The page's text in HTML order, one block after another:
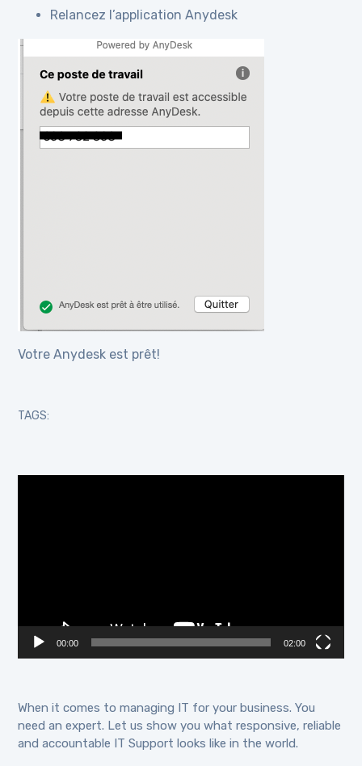
Relancez l’application Anydesk
Votre Anydesk est prêt!
TAGS:
00:00 02:00
When it comes to managing IT for your business. You
need an expert. Let us show you what responsive, reliable
and accountable IT Support looks like in the world.